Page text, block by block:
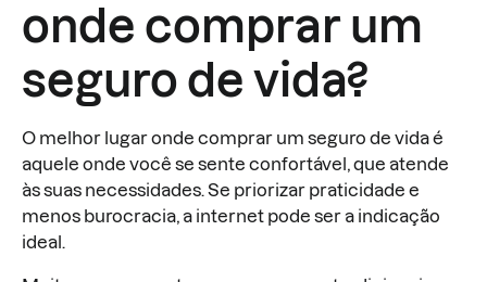
onde comprar um
seguro de vida?
O melhor lugar onde comprar um seguro de vida é
aquele onde você se sente confortável, que atende
às suas necessidades. Se priorizar praticidade e
menos burocracia, a internet pode ser a indicação
ideal.